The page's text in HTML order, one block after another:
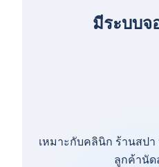
มีระบบจ
เหมาะกับคลินิก ร้านสป
ลูกค้านัด